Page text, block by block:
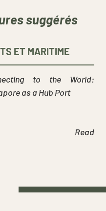
suggérés
ET MARITIME
to the World:
as a Hub Port
Read